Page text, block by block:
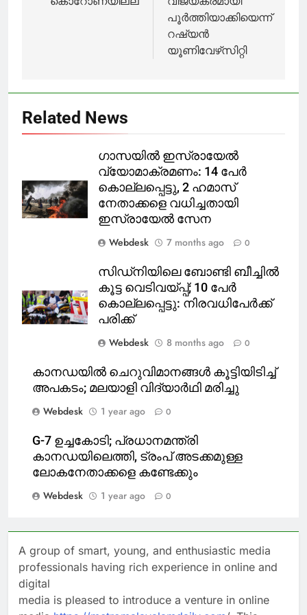
പൂര്‍ത്തിയാക്കിയെന്ന്
റഷ്യന്‍
യൂണിവേഴ്‌സിറ്റി
Related News
ഗാസയിൽ ഇസ്രായേൽ
വ്യോമാക്രമണം: 14 പേർ
കൊല്ലപ്പെട്ടു, 2 ഹമാസ്
നേതാക്കളെ വധിച്ചതായി
ഇസ്രായേൽ സേന
Webdesk
7 months ago 0
സിഡ്‌നിയിലെ ബോണ്ടി ബീച്ചിൽ
കൂട്ട വെടിവയ്പ്പ്; 10 പേർ
കൊല്ലപ്പെട്ടു: നിരവധിപേർക്ക്
പരിക്ക്
Webdesk
8 months ago 0
കാനഡയിൽ ചെറുവിമാനങ്ങള്‍ കൂട്ടിയിടിച്ച്
അപകടം; മലയാളി വിദ്യാര്‍ഥി മരിച്ചു
Webdesk
1 year ago 0
G-7 ഉച്ചകോടി; പ്രധാനമന്ത്രി
കാനഡയിലെത്തി, ട്രംപ് അടക്കമുള്ള
ലോകനേതാക്കളെ കണ്ടേക്കും
Webdesk
1 year ago 0
A group of smart, young, and enthusiastic media
professionals having rich experience in online and
digital
media is pleased to introduce a venture in online